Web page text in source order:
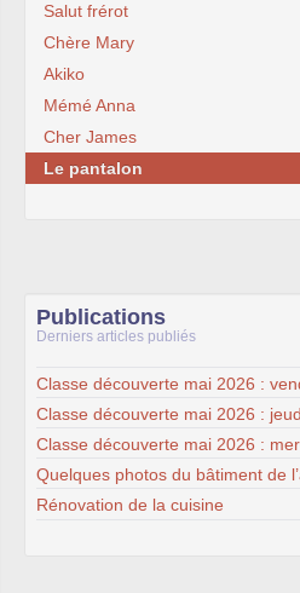
Salut frérot
Chère Mary
Akiko
Mémé Anna
Cher James
Le pantalon
Publications
Derniers articles publiés
Classe découverte mai 2026 :
Classe découverte mai 2026 :
Classe découverte mai 2026 :
Quelques photos du bâtiment de
Rénovation de la cuisine